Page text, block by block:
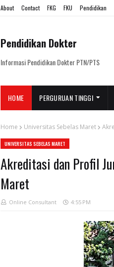
About Contact FKG FKU Pendidikan
Pendidikan Dokter
Informasi Pendidikan Dokter PTN/PTS
HOME PERGURUAN TINGGI
Home Universitas Sebelas Maret
UNIVERSITAS SEBELAS MARET
Akreditasi dan Profil
Maret
Online Consultant 4:55 PM